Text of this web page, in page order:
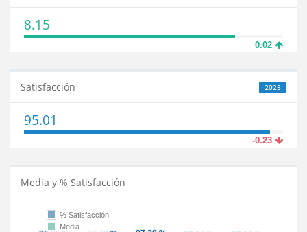
8.15
0.02
2025
Satisfacción
95.01
-0.23
Media y % Satisfacción
% Satisfacción
Media